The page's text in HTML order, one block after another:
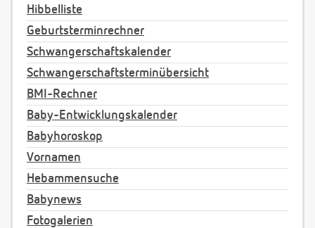
Hibbelliste
Geburtsterminrechner
Schwangerschaftskalender
Schwangerschaftsterminübersicht
BMI-Rechner
Baby-Entwicklungskalender
Babyhoroskop
Vornamen
Hebammensuche
Babynews
Fotogalerien